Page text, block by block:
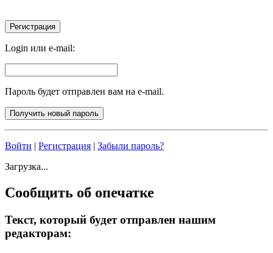
Login или e-mail:
Пароль будет отправлен вам на e-mail.
Войти | Регистрация | Забыли пароль?
Загрузка...
Сообщить об опечатке
Текст, который будет отправлен нашим
редакторам: